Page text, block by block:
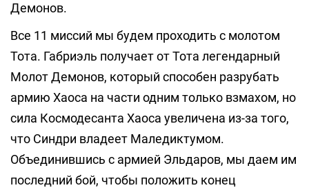
Демонов.
Все 11 миссий мы будем проходить с молотом
Тота. Габриэль получает от Тота легендарный
Молот Демонов, который способен разрубать
армию Хаоса на части одним только взмахом, но
сила Космодесанта Хаоса увеличена из-за того,
что Синдри владеет Маледиктумом.
Объединившись с армией Эльдаров, мы даем им
последний бой, чтобы положить конец